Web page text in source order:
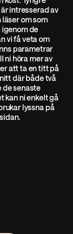
intresserad av
om som
igenom de
vi få veta om
parametrar
ni höra mer av
att ta en titt på
där både två
de senaste
kan ni enkelt gå
lyssna på